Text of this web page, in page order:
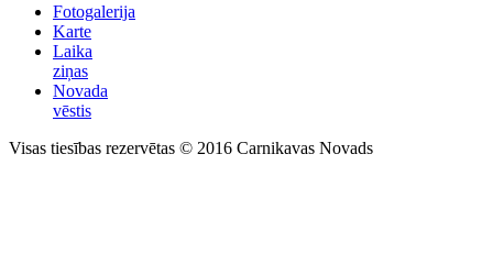
Fotogalerija
Karte
Laika
ziņas
Novada
vēstis
Visas tiesības rezervētas © 2016 Carnikavas Novads